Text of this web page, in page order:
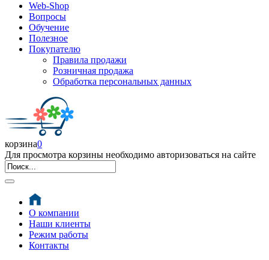
Web-Shop
Вопросы
Обучение
Полезное
Покупателю
Правила продажи
Розничная продажа
Обработка персональных данных
корзина0
Для просмотра корзины необходимо авторизоваться на сайте
О компании
Наши клиенты
Режим работы
Контакты